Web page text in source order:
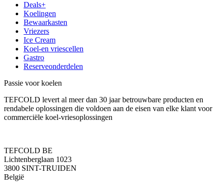
Deals+
Koelingen
Bewaarkasten
Vriezers
Ice Cream
Koel-en vriescellen
Gastro
Reserveonderdelen
Passie voor koelen
TEFCOLD levert al meer dan 30 jaar betrouwbare producten en
rendabele oplossingen die voldoen aan de eisen van elke klant voor
commerciële koel-vriesoplossingen
TEFCOLD BE
Lichtenberglaan 1023
3800 SINT-TRUIDEN
België